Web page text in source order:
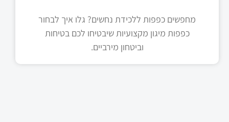
מחפשים כפפות ללכידת נחשים? גלו איך לבחור
כפפות מיגון מקצועיות שיבטיחו לכם בטיחות
וביטחון מירביים.